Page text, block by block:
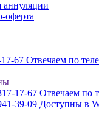
аннуляции
оферта
67 Отвечаем по
17-67 Отвечаем по
39-09 Доступны в